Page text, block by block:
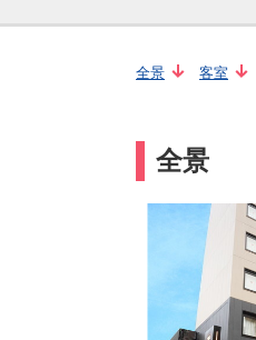
全景 客室
全景